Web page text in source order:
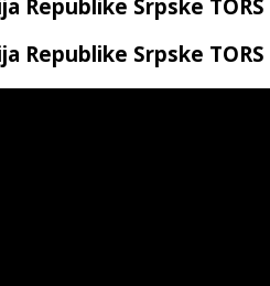
Republike Srpske TORS
Republike Srpske TORS